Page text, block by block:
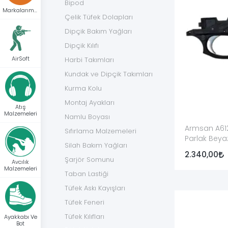
AirSoft
Atış
Malzemeleri
Avcılık
Malzemeleri
Ayakkabı Ve
Bot
Tetik tertibatı Tetik, emniyet ve
Mekanizma grubu Fişeğin
Gaz pistonu ve conta Gazlı yarı
Şarjör borusu ve yayı
Pim, tapa ve sekman Mekanizma ve
Dipçik düşüklüğü
Gez ve nişangâh parçaları
Bipod
Çelik Tüfek Dolapları
Dipçik Bakım Yağları
Dipçik Kılıfı
Harbi Takımları
Kundak ve Dipçik Takımları
Kurma Kolu
Montaj Ayakları
Namlu Boyası
Sıfırlama Malzemeleri
Silah Bakım Yağları
Şarjör Somunu
Taban Lastiği
Tüfek Askı Kayışları
Tüfek Feneri
Tüfek Kılıfları
Armsan
Parlak
2.340,00